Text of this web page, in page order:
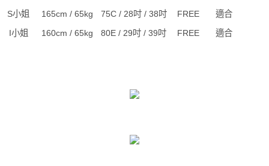
S小姐
165cm / 65kg 75C / 28吋 / 38吋 FREE
適合
I小姐
160cm / 65kg 80E / 29吋 / 39吋 FREE 適合